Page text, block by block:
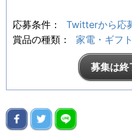
応募条件： Twitterから応
賞品の種類：
家電・ギフ
募集は終